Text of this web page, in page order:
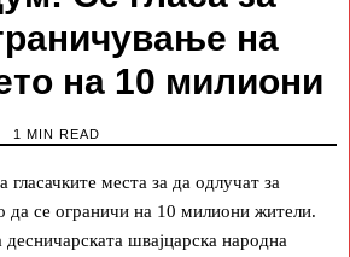
на
на 10 милиони
1 MIN READ
гласачките места за да одлучат за
да се ограничи на 10 милиони жители.
швајцарска народна